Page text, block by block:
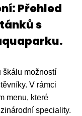
Přehled
s
škálu možností
V rámci
menu, které
speciality.